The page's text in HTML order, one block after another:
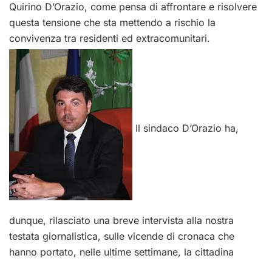
Quirino D’Orazio, come pensa di affrontare e risolvere
questa tensione che sta mettendo a rischio la
convivenza tra residenti ed extracomunitari.
Il sindaco D’Orazio ha,
dunque, rilasciato una breve intervista alla nostra
testata giornalistica, sulle vicende di cronaca che
hanno portato, nelle ultime settimane, la cittadina